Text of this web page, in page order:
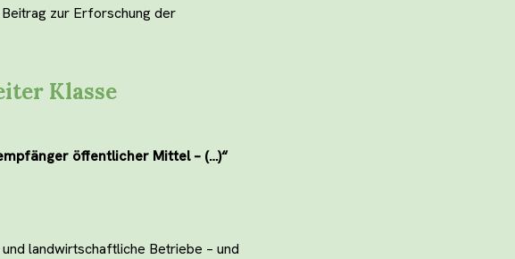
zur Erforschung der
Klasse
öffentlicher Mittel – (…)“
landwirtschaftliche Betriebe – und